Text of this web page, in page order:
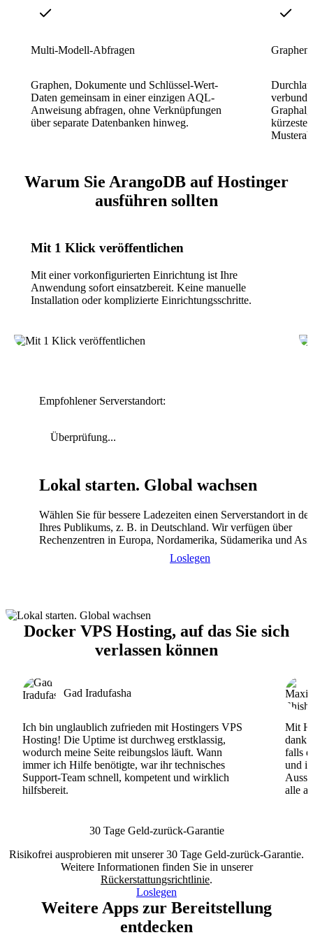
Multi-Modell-Abfragen
Graphen, Dokumente und Schlüssel-Wert-
Daten gemeinsam in einer einzigen AQL-
Anweisung abfragen, ohne Verknüpfungen
über separate Datenbanken hinweg.
Warum Sie ArangoDB auf Hostinger
ausführen sollten
Mit 1 Klick veröffentlichen
Mit einer vorkonfigurierten Einrichtung ist Ihre
Anwendung sofort einsatzbereit. Keine manuelle
Installation oder komplizierte Einrichtungsschritte.
Empfohlener Serverstandort:
Überprüfung...
Lokal starten. Global wachsen
Wählen Sie für bessere Ladezeiten einen Serverstandort in
Ihres Publikums, z. B. in Deutschland. Wir verfügen über
Rechenzentren in Europa, Nordamerika, Südamerika und
Loslegen
Docker VPS Hosting, auf das Sie sich
verlassen können
Gad Iradufasha
Ich bin unglaublich zufrieden mit Hostingers VPS
Hosting! Die Uptime ist durchweg erstklassig,
wodurch meine Seite reibungslos läuft. Wann
immer ich Hilfe benötigte, war ihr technisches
Support-Team schnell, kompetent und wirklich
hilfsbereit.
Mit
dank
falls
und
alle
30 Tage Geld-zurück-Garantie
Risikofrei ausprobieren mit unserer 30 Tage Geld-zurück-Garantie.
Weitere Informationen finden Sie in unserer
Rückerstattungsrichtlinie.
Loslegen
Weitere Apps zur Bereitstellung
entdecken